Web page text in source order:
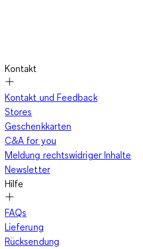
Kontakt
Kontakt und Feedback
Stores
Geschenkkarten
C&A for you
Meldung rechtswidriger Inhalte
Newsletter
Hilfe
FAQs
Lieferung
Rücksendung